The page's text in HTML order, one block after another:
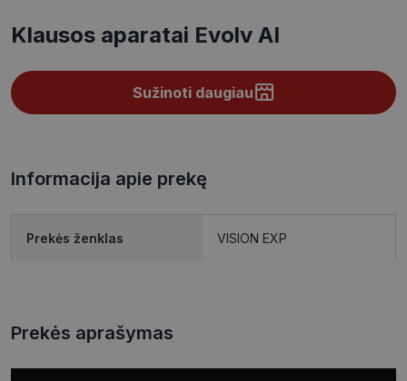
Klausos aparatai Evolv AI
Sužinoti daugiau
Informacija apie prekę
Prekės ženklas VISION EXP
Prekės aprašymas